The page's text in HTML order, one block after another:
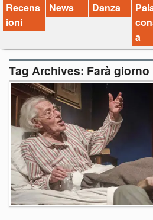
Video
Chi siamo
Contatti
dT in English
Recens
ioni
News Danza
a
Tag Archives: Farà giorno